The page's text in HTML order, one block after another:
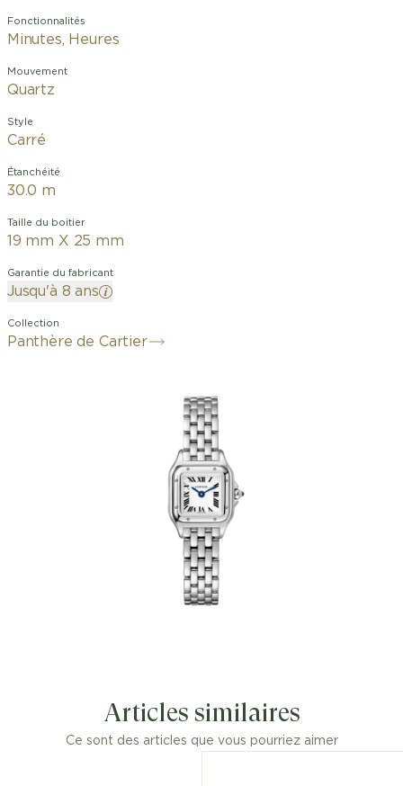
Fonctionnalités
Minutes, Heures
Mouvement
Quartz
Style
Carré
Étanchéité
30.0 m
Taille du boitier
19 mm X 25 mm
Garantie du fabricant
Jusqu'à 8 ans
Collection
Panthère de Cartier
Articles similaires
Ce sont des articles que vous pourriez aimer